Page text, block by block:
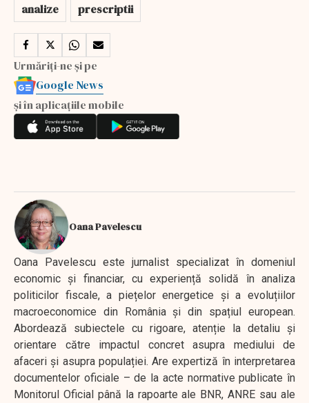
analize
prescriptii
Urmăriți-ne și pe
Google News
și în aplicațiile mobile
Oana Pavelescu
Oana Pavelescu este jurnalist specializat în domeniul
economic și financiar, cu experiență solidă în analiza
politicilor fiscale, a piețelor energetice și a evoluțiilor
macroeconomice din România și din spațiul european.
Abordează subiectele cu rigoare, atenție la detaliu și
orientare către impactul concret asupra mediului de
afaceri și asupra populației. Are expertiză în interpretarea
documentelor oficiale – de la acte normative publicate în
Monitorul Oficial până la rapoarte ale BNR, ANRE sau ale